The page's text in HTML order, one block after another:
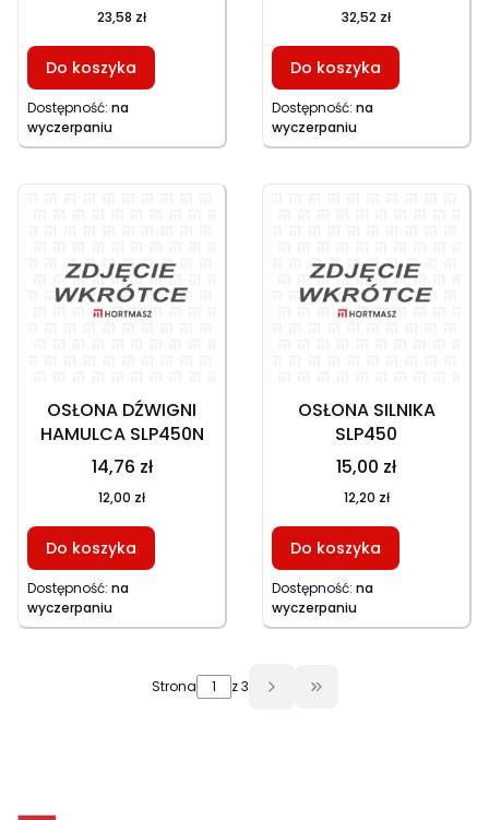
23,58 zł
Do koszyka
Dostępność: na
wyczerpaniu
32,52 zł
Do koszyka
Dostępność: na
wyczerpaniu
OSŁONA DŹWIGNI
HAMULCA SLP450N
14,76 zł
12,00 zł
Do koszyka
Dostępność: na
wyczerpaniu
OSŁONA SILNIKA
SLP450
15,00 zł
12,20 zł
Do koszyka
Dostępność: na
wyczerpaniu
Strona z 3 Przejdź do ostatniej